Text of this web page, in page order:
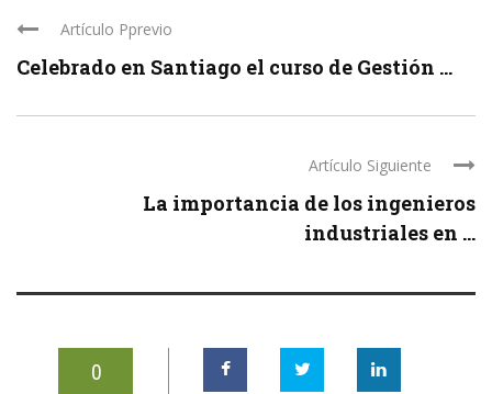
Artículo Pprevio
Celebrado en Santiago el curso de Gestión ...
Artículo Siguiente
La importancia de los ingenieros
industriales en ...
0